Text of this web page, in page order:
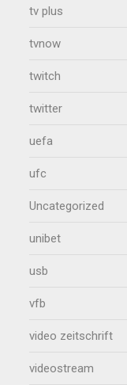
tv plus
tvnow
twitch
twitter
uefa
ufc
Uncategorized
unibet
usb
vfb
video zeitschrift
videostream